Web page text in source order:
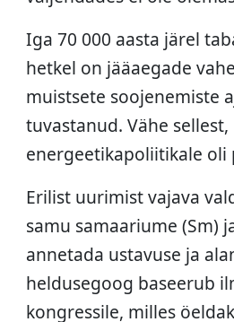
Iga 70 000 aasta järel
hetkel on jääaegade
muistsete soojenemiste
tuvastanud. Vähe
energeetikapoliitikale oli
Erilist uurimist vajava
samu samaariume (Sm)
annetada ustavuse ja
heldusegoog baseerub
kongressile, milles